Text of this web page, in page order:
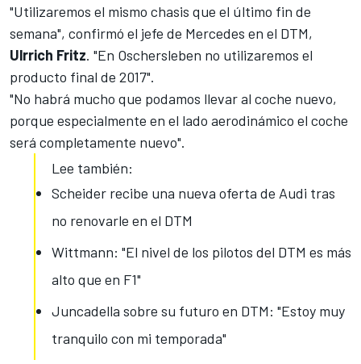
"Utilizaremos el mismo chasis que el último fin de
semana", confirmó el jefe de Mercedes en el DTM,
Ulrrich Fritz. "En Oschersleben no utilizaremos el
producto final de 2017".
"No habrá mucho que podamos llevar al coche nuevo,
porque especialmente en el lado aerodinámico el coche
será completamente nuevo".
Lee también:
Scheider recibe una nueva oferta de Audi tras
no renovarle en el DTM
Wittmann: "El nivel de los pilotos del DTM es más
alto que en F1"
Juncadella sobre su futuro en DTM: "Estoy muy
tranquilo con mi temporada"